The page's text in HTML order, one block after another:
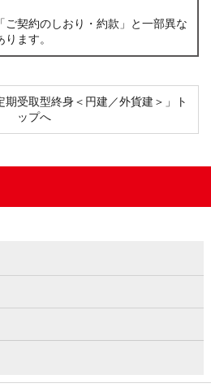
ご契約のしおり・約款」と一部異な
ます。
期受取型終身＜円建／外貨建＞」ト
ップへ